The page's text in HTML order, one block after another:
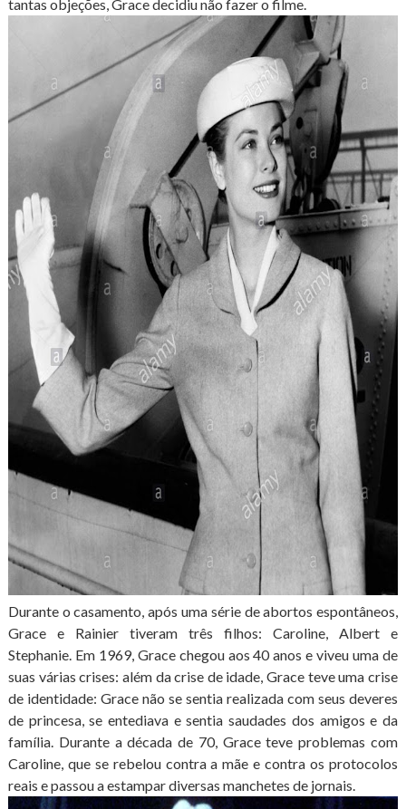
tantas objeções, Grace decidiu não fazer o filme.
Durante o casamento, após uma série de abortos espontâneos,
Grace e Rainier tiveram três filhos: Caroline, Albert e
Stephanie. Em 1969, Grace chegou aos 40 anos e viveu uma de
suas várias crises: além da crise de idade, Grace teve uma crise
de identidade: Grace não se sentia realizada com seus deveres
de princesa, se entediava e sentia saudades dos amigos e da
família. Durante a década de 70, Grace teve problemas com
Caroline, que se rebelou contra a mãe e contra os protocolos
reais e passou a estampar diversas manchetes de jornais.